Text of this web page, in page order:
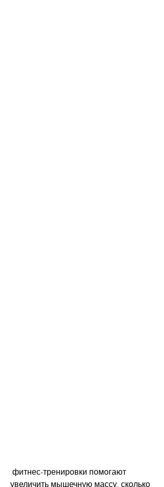
увеличить мышечную массу, сколько